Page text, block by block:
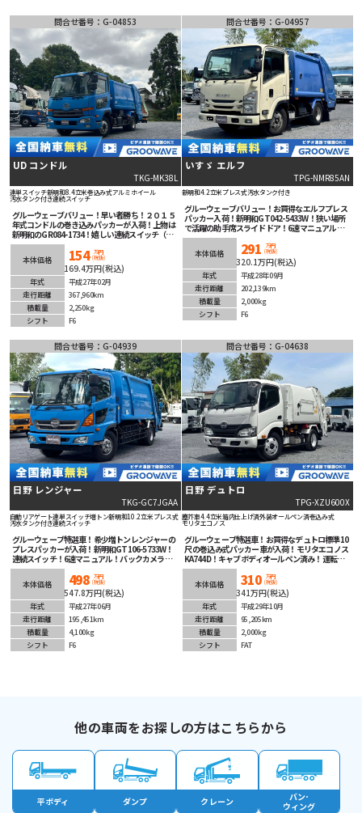
問合せ番号：G-04853
UD コンドル
TKG-MK38L
連単スイッチ新明和8.4立米巻込み式アルミホイール
汚水タンク付き連続スイッチ
グルーウェーブバリュー！早い者勝ち！２０１５
年式コンドルの巻き込みパッカーが入荷！上物は
新明和のGR084-1734！嬉しい連続スイッチ（連
単スイッチ）付き！８．４立米！マニュアル６速
で臨機応変なアクセルワークが可能！アルミホイ
ールが素敵です！安全装備充実！こんな車を探し
ていた！人気間違いなしの１台！
本体価格 154 万円
(税抜)
169.4万円(税込)
年式
平成27年02月
走行距離
367,960km
積載量
2,250kg
シフト
F6
問合せ番号：G-04957
いすゞ エルフ
TPG-NMR85AN
新明和4.2立米プレス式汚水タンク付き
グルーウェーブバリュー！お買得なエルフプレス
パッカー入荷！新明和GT042-5433W！狭い場所
で活躍の助手席スライドドア！6速マニュアル！
ETC車載器＆バックカメラ装備！
本体価格 291 万円
(税抜)
320.1万円(税込)
年式
平成28年09月
走行距離
202,139km
積載量
2,000kg
シフト
F6
問合せ番号：G-04939
日野 レンジャー
TKG-GC7JGAA
自動リアゲート連単スイッチ増トン新明和10.2立米プレス式
汚水タンク付き連続スイッチ
グルーウェーブ特選車！希少増トンレンジャーの
プレスパッカーが入荷！新明和GT106-5733W！
連続スイッチ！6速マニュアル！バックカメラ！
タイヤの残量もありオススメの1台です！
本体価格 498 万円
(税抜)
547.8万円(税込)
年式
平成27年06月
走行距離
195,451km
積載量
4,100kg
シフト
F6
問合せ番号：G-04638
日野 デュトロ
TPG-XZU600X
塵芥車4.4立米箱内仕上げ済外装オールペン済巻込み式
モリタエコノス
グルーウェーブ特選車！お買得なデュトロ標準10
尺 の巻込み式パッカー車が入荷！モリタエコノス
KA744D！キャブボディオールペン済み！運転
楽々オートマチック！ETC＆バックカメラ装着済
み！LEDフォグランプ！衝突被害軽減ブレーキ等
安全装備も充実！
本体価格 310 万円
(税抜)
341万円(税込)
年式
平成29年10月
走行距離
95,205km
積載量
2,000kg
シフト
FAT
他の車両をお探しの方はこちらから
平ボディ ダンプ クレーン
バン･
ウィング